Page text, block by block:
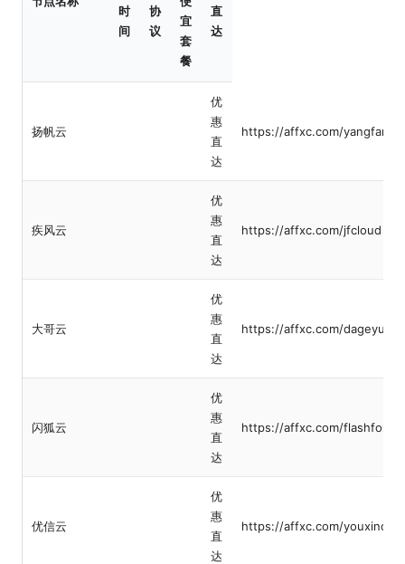
时
间
协
议
宜
套
餐
直
达
扬帆云
优
惠
直
达
https://affxc.com/
疾风云
优
惠
直
达
https://affxc.com/jfcloud
大哥云
优
惠
直
达
https://affxc.com/dageyun
闪狐云
优
惠
直
达
https://affxc.com/flashfox
优信云
优
惠
直
达
https://affxc.com/